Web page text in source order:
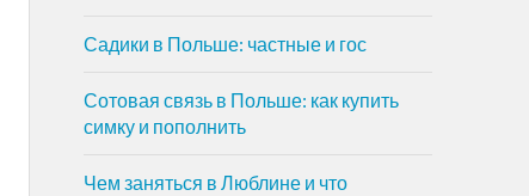
Садики в Польше: частные и гос
Сотовая связь в Польше: как купить
симку и пополнить
Чем заняться в Люблине и что